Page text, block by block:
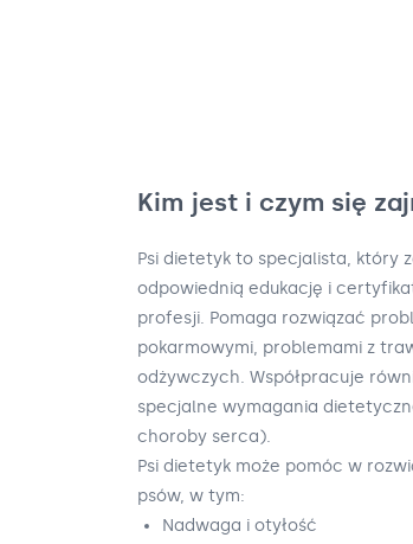
Kim jest i czym się
Psi dietetyk to specjalista, który
odpowiednią edukację i
profesji. Pomaga rozwiązać
pokarmowymi, problemami z
odżywczych. Współpracuje
specjalne wymagania
choroby serca).
Psi dietetyk może pomóc w
psów, w tym:
Nadwaga i otyłość